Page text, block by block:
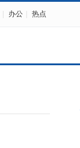
办公 热点